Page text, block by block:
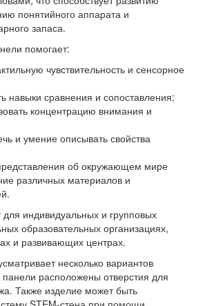
понятийного аппарата и
запаса.
помогает:
чувствительность и сенсорное
навыки сравнения и сопоставления;
концентрацию внимания и
и умение описывать свойства
об окружающем мире
различных материалов и
индивидуальных и групповых
образовательных организациях,
и развивающих центрах.
несколько вариантов
панели расположены отверстия для
Также изделие может быть